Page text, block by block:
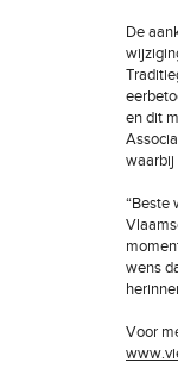
De
en dit
waarbij
“Beste
wens
Voor